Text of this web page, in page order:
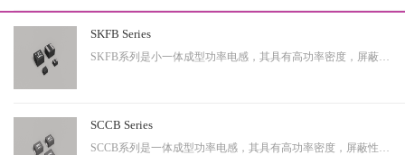
SKFB Series
SKFB系列是小一体成型功率电感，其具有高功率密度，屏蔽性出色等特性，适用于中大功率。
SCCB Series
SCCB系列是一体成型功率电感，其具有高功率密度，屏蔽性出色等特性，适用于中大功率。